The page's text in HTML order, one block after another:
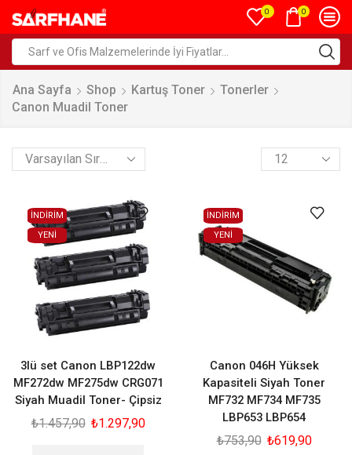
0 0
Ana Sayfa Shop Kartuş Toner
Tonerler
Canon Muadil Toner
İNDİRİM
YENI
3lü set Canon LBP122dw
MF272dw MF275dw CRG071
Siyah Muadil Toner- Çipsiz
₺1.457,90 ₺1.297,90
İNDİRİM
YENI
Canon 046H Yüksek
Kapasiteli Siyah Toner
MF732 MF734 MF735
LBP653 LBP654
₺753,90 ₺619,90